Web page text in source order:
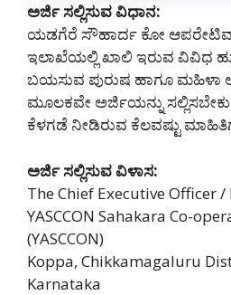
ಅರ್ಜಿ ಸಲ್ಲಿಸುವ ವಿಧಾನ:
ಯಡಗೆರೆ ಸೌಹಾರ್ದ ಕೋ
ಇಲಾಖೆಯಲ್ಲಿ ಖಾಲಿ ಇರುವ ವಿವಿಧ
ಬಯಸುವ ಪುರುಷ ಹಾಗೂ ಮಹಿಳಾ
ಮೂಲಕವೇ ಅರ್ಜಿಯನ್ನು
ಕೆಳಗಡೆ ನೀಡಿರುವ ಕೆಲವಷ್ಟು
ಅರ್ಜಿ ಸಲ್ಲಿಸುವ ವಿಳಾಸ:
The Chief Executive Officer
YASCCON Sahakara Co-
(YASCCON)
Koppa, Chikkamagaluru
Karnataka